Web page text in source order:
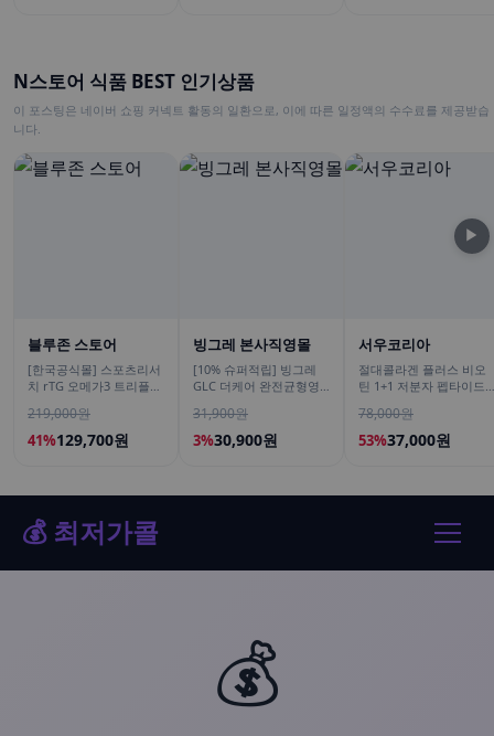
N스토어 식품 BEST 인기상품
이 포스팅은 네이버 쇼핑 커넥트 활동의 일환으로, 이에 따른 일정액의 수수료를 제공받습
니다.
블루존 스토어
[한국공식몰] 스포츠리서
치 rTG 오메가3 트리플
태 180정, 2개
219,000원
41%129,700원
빙그레 본사직영몰
[10% 슈퍼적립] 빙그레
GLC 더케어 완전균형영
개
31,900원
3%30,900원
서우코리아
절대콜라겐 플러스 비오
틴 1+1 저분자 펩타이드
120g
78,000원
53%37,000원
▶
💰 최저가콜
💰